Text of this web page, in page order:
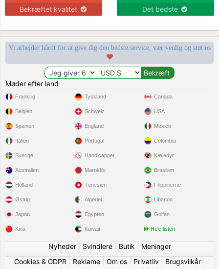
Bekræftet kvalitet Det bedste
Vi arbejder hårdt for at give dig den bedste service, vær venlig og støt os
Møder efter land
Frankrig
Belgien
Spanien
Italien
Sverige
Tyskland
Schweiz
England
Portugal
Handicappet
Canada
USA
Mexico
Colombia
Kæledyr
Australien
Holland
Østrig
Japan
Kina
Marokko
Tunesien
Algeriet
Egypten
Kuwait
Brasilien
Filippinerne
Libanon
Golfen
Hele listen
Nyheder| Svindlere| Butik
Meninger
Cookies & GDPR
Reklame| Om os| Privatliv| Brugsvilkår|